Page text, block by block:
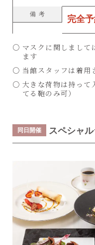
備考 完全予
マスクに関しまして
ます
当館スタッフは着用
大きな荷物は持って
てる鞄のみ可）
同日開催 スペシャ